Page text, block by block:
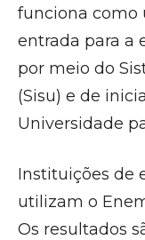
funciona como
entrada para a
por meio do
(Sisu) e de
Universidade
Instituições de
utilizam o
Os resultados